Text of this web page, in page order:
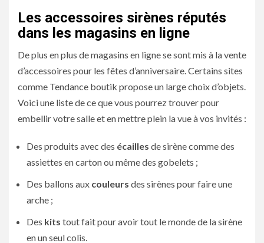
Les accessoires sirènes réputés
dans les magasins en ligne
De plus en plus de magasins en ligne se sont mis à la vente
d’accessoires pour les fêtes d’anniversaire. Certains sites
comme Tendance boutik propose un large choix d’objets.
Voici une liste de ce que vous pourrez trouver pour
embellir votre salle et en mettre plein la vue à vos invités :
Des produits avec des écailles de sirène comme des
assiettes en carton ou même des gobelets ;
Des ballons aux couleurs des sirènes pour faire une
arche ;
Des kits tout fait pour avoir tout le monde de la sirène
en un seul colis.